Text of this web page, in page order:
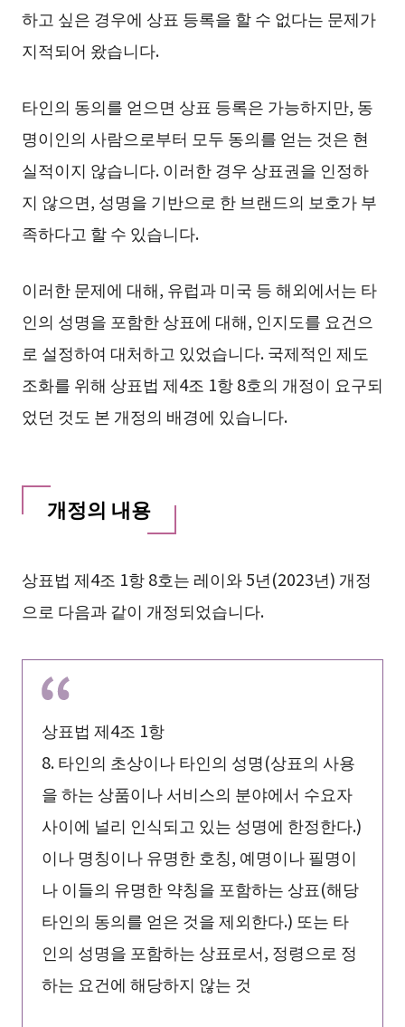
하고 싶은 경우에 상표 등록을 할 수 없다는 문제가
지적되어 왔습니다.
타인의 동의를 얻으면 상표 등록은 가능하지만, 동
명이인의 사람으로부터 모두 동의를 얻는 것은 현
실적이지 않습니다. 이러한 경우 상표권을 인정하
지 않으면, 성명을 기반으로 한 브랜드의 보호가 부
족하다고 할 수 있습니다.
이러한 문제에 대해, 유럽과 미국 등 해외에서는 타
인의 성명을 포함한 상표에 대해, 인지도를 요건으
로 설정하여 대처하고 있었습니다. 국제적인 제도
조화를 위해 상표법 제4조 1항 8호의 개정이 요구되
었던 것도 본 개정의 배경에 있습니다.
개정의 내용
상표법 제4조 1항 8호는 레이와 5년(2023년) 개정
으로 다음과 같이 개정되었습니다.
상표법 제4조 1항
8. 타인의 초상이나 타인의 성명(상표의 사용
을 하는 상품이나 서비스의 분야에서 수요자
사이에 널리 인식되고 있는 성명에 한정한다.)
이나 명칭이나 유명한 호칭, 예명이나 필명이
나 이들의 유명한 약칭을 포함하는 상표(해당
타인의 동의를 얻은 것을 제외한다.) 또는 타
인의 성명을 포함하는 상표로서, 정령으로 정
하는 요건에 해당하지 않는 것